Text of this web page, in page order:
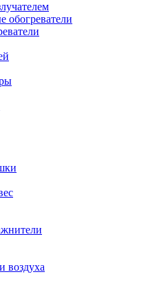
обогреватели
воздуха